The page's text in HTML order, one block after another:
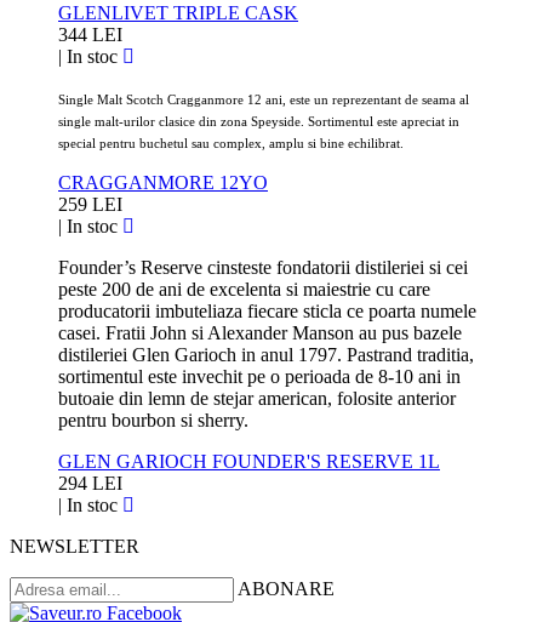
GLENLIVET TRIPLE CASK
344 LEI
| In stoc
Single Malt Scotch Cragganmore 12 ani, este un reprezentant de seama al
single malt-urilor clasice din zona Speyside. Sortimentul este apreciat in
special pentru buchetul sau complex, amplu si bine echilibrat.
CRAGGANMORE 12YO
259 LEI
| In stoc
Founder’s Reserve cinsteste fondatorii distileriei si cei
peste 200 de ani de excelenta si maiestrie cu care
producatorii imbuteliaza fiecare sticla ce poarta numele
casei. Fratii John si Alexander Manson au pus bazele
distileriei Glen Garioch in anul 1797. Pastrand traditia,
sortimentul este invechit pe o perioada de 8-10 ani in
butoaie din lemn de stejar american, folosite anterior
pentru bourbon si sherry.
GLEN GARIOCH FOUNDER'S RESERVE 1L
294 LEI
| In stoc
NEWSLETTER
ABONARE